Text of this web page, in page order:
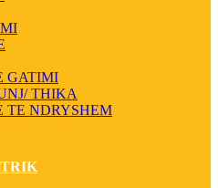
GATIMI
THIKA
TE NDRYSHEM